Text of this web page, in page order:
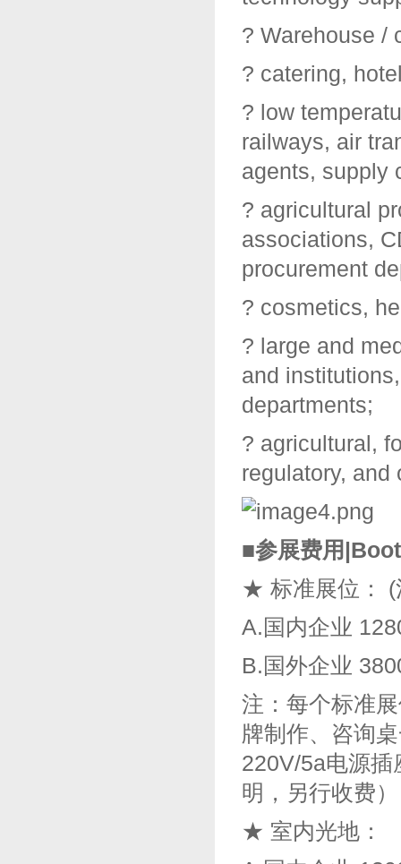
? Warehouse /
? catering,
? low
railways, air
agents, supply
? agricultural
associations,
procurement
? cosmetics,
? large and
and
departments;
? agricultural,
regulatory, and
■参展费用
★ 标准展位： (
A.国内企业
B.国外企业
注：每个标准
牌制作、咨询
220V/5a电源插
明，另行收费）
★ 室内光地：